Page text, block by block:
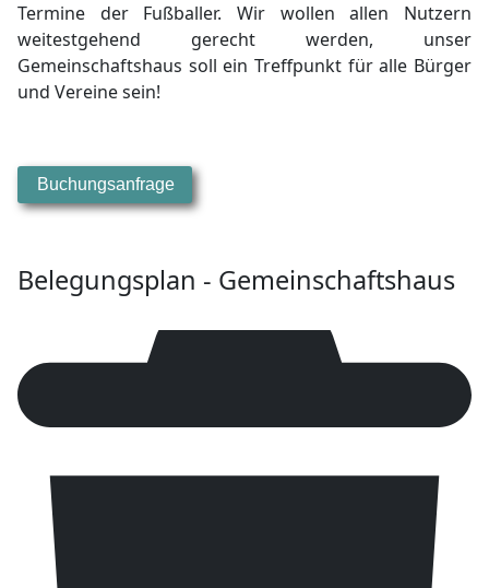
Termine der Fußballer. Wir wollen allen Nutzern
weitestgehend gerecht werden, unser
Gemeinschaftshaus soll ein Treffpunkt für alle Bürger
und Vereine sein!
Buchungsanfrage
Belegungsplan - Gemeinschaftshaus